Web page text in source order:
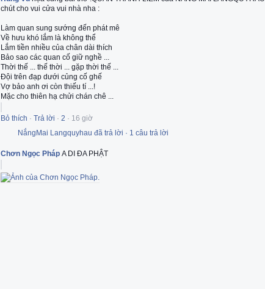
chút cho vui cửa vui nhà nha :
Làm quan sung sướng đến phát mê
Về hưu khó lắm là không thể
Lắm tiền nhiều của chân dài thích
Bảo sao các quan cố giữ nghề ...
Thời thế ... thế thời ... gặp thời thế ...
Đội trên đạp dưới củng cố ghế
Vợ bảo anh ơi còn thiếu tí ...!
Mặc cho thiên hạ chửi chán chê ...
Bỏ thích · Trả lời · 2 · 16 giờ
NắngMai Langquyhau đã trả lời · 1 câu trả lời
Chơn Ngọc Pháp A DI ĐA PHẬT